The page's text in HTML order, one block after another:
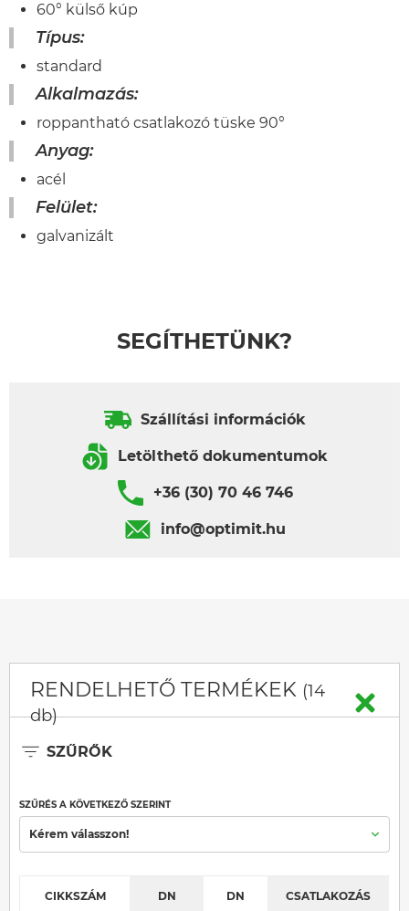
60° külső kúp
Típus:
standard
Alkalmazás:
roppantható csatlakozó tüske 90°
Anyag:
acél
Felület:
galvanizált
SEGÍTHETÜNK?
Szállítási információk
Letölthető dokumentumok
+36 (30) 70 46 746
info@optimit.hu
RENDELHETŐ TERMÉKEK (14
db)
SZŰRŐK
SZŰRÉS A KÖVETKEZŐ SZERINT
Kérem válasszon!
CIKKSZÁM DN DN CSATLAKOZÁS